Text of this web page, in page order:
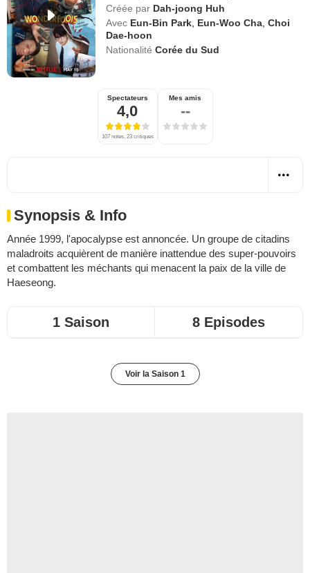
Créée par Dah-joong Huh
Avec Eun-Bin Park Eun-Woo Cha ,Choi
Dae-hoon
Nationalité Corée du Sud
Spectateurs
4,0
107 notes, 23 critiques
Mes amis
--
Synopsis & Info
Année 1999, l'apocalypse est annoncée. Un groupe de citadins
maladroits acquièrent de manière inattendue des super-pouvoirs
et combattent les méchants qui menacent la paix de la ville de
Haeseong.
1 Saison 8 Episodes
Voir la Saison 1